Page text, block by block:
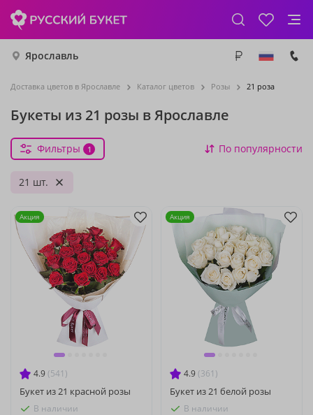
Ярославль
Доставка цветов в Ярославле Каталог цветов Розы 21 роза
Букеты из 21 розы в Ярославле
Фильтры 1 По популярности
21 шт.
4.9 (541)
Букет из 21 красной розы
В наличии
Акция
4.9 (361)
Букет из 21 белой розы
В наличии
Акция